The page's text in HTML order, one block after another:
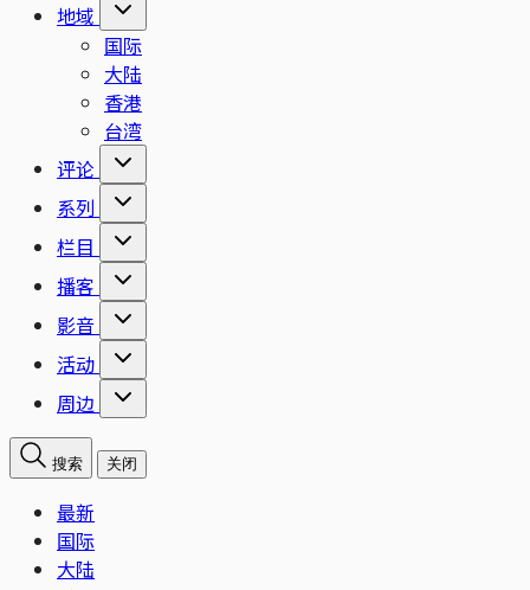
地域
国际
大陆
香港
台湾
评论
系列
栏目
播客
影音
活动
周边
搜索 关闭
最新
国际
大陆